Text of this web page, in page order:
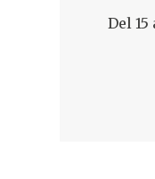
Del 15